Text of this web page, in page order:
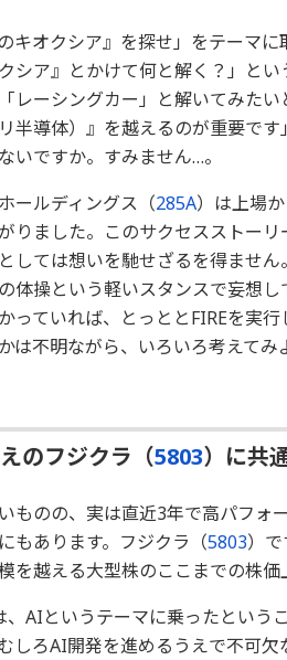
キオクシア』を探せ」をテーマ
シア』とかけて何と解く？」と
レーシングカー」と解いてみた
半導体）』を越えるのが重要で
いですか。すみません…。
ールディングス（285A）は上場
りました。このサクセスストー
しては想いを馳せざるを得ませ
体操という軽いスタンスで妄想
っていれば、とっととFIREを実
は不明ながら、いろいろ考えて
のフジクラ（5803）に共
ものの、実は直近3年で高パフォ
もあります。フジクラ（5803）
を越える大型株のここまでの株価
、AIというテーマに乗ったという
しろAI開発を進めるうえで不可